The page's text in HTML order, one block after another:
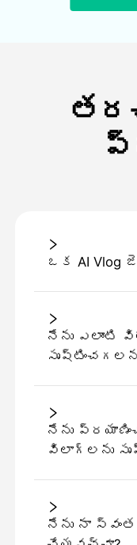
ఒక AI
నేను ఎలాంటి
నేను
విలాగ్లను
నేను నా